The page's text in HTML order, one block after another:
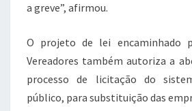
a greve”, afirmou.
O projeto de lei encaminhado
Vereadores também autoriza a
processo de licitação do
público, para substituição das